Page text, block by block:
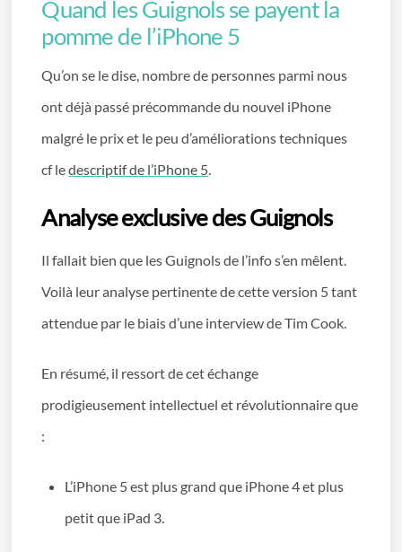
Quand les Guignols se payent la
pomme de l’iPhone 5
Qu’on se le dise, nombre de personnes parmi nous
ont déjà passé précommande du nouvel iPhone
malgré le prix et le peu d’améliorations techniques
cf ledescriptif de l’iPhone 5
Analyse exclusive des Guignols
Il fallait bien que les Guignols de l’info s’en mêlent.
Voilà leur analyse pertinente de cette version 5 tant
attendue par le biais d’une interview de Tim Cook.
En résumé, il ressort de cet échange
prodigieusement intellectuel et révolutionnaire que
:
L’iPhone 5 est plus grand que iPhone 4 et plus
petit que iPad 3.